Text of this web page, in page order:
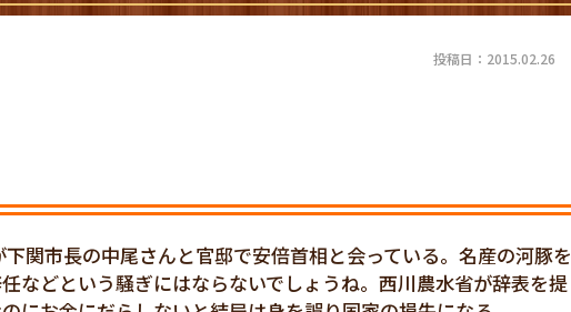
投稿日：2015.02.26
関市長の中尾さんと官邸で安倍首相と会っている。名産の河豚を
などという騒ぎにはならないでしょうね。西川農水省が辞表を提